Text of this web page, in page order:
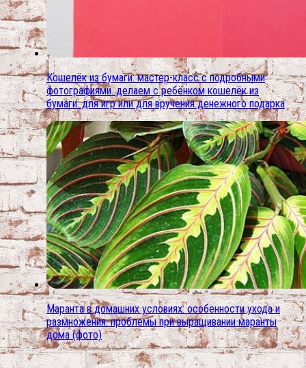
Кошелёк из бумаги: мастер-класс с подробными
фотографиями. делаем с ребёнком кошелёк из
бумаги: для игр или для вручения денежного подарка
Маранта в домашних условиях: особенности ухода и
размножения. проблемы при выращивании маранты
дома (фото)